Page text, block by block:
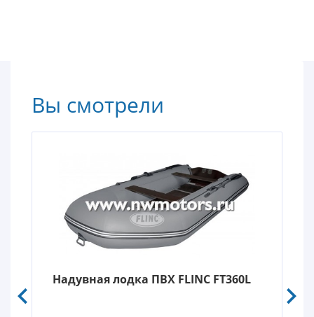
Вы смотрели
Надувная лодка ПВХ FLINC FT360L